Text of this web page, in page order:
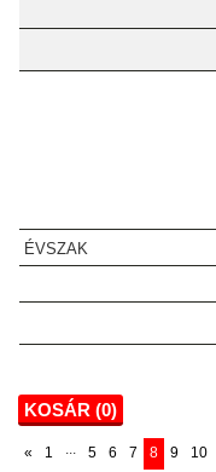
KOSÁR (0)
« 1 ... 5 6 7 8 9 10